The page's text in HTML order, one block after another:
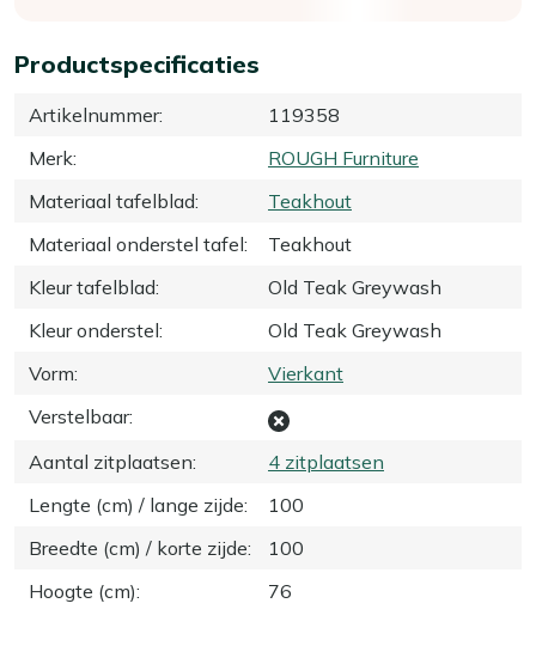
Productspecificaties
Artikelnummer:
119358
Merk:
ROUGH Furniture
Materiaal tafelblad:
Teakhout
Materiaal onderstel tafel:
Teakhout
Kleur tafelblad:
Old Teak Greywash
Kleur onderstel:
Old Teak Greywash
Vorm:
Vierkant
Verstelbaar:
Aantal zitplaatsen:
4 zitplaatsen
Lengte (cm) / lange zijde:
100
Breedte (cm) / korte zijde:
100
Hoogte (cm): 76